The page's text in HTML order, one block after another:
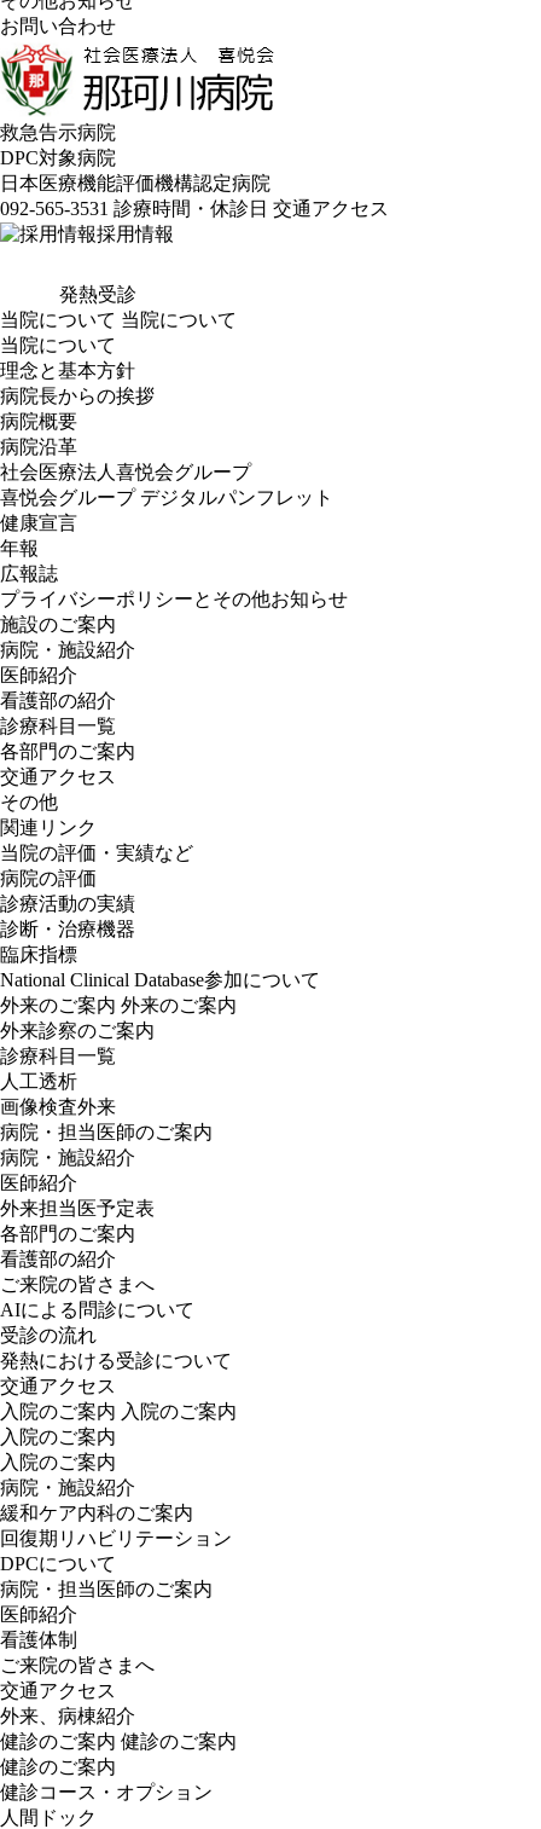
お問い合わせ
救急告示病院
DPC対象病院
日本医療機能評価機構認定病院
092-565-3531 診療時間・休診日 交通アクセス
採用情報
発熱受診
当院について 当院について
当院について
理念と基本方針
病院長からの挨拶
病院概要
病院沿革
社会医療法人喜悦会グループ
喜悦会グループ デジタルパンフレット
健康宣言
年報
広報誌
プライバシーポリシーとその他お知らせ
施設のご案内
病院・施設紹介
医師紹介
看護部の紹介
診療科目一覧
各部門のご案内
交通アクセス
その他
関連リンク
当院の評価・実績など
病院の評価
診療活動の実績
診断・治療機器
臨床指標
National Clinical Database参加について
外来のご案内 外来のご案内
外来診察のご案内
診療科目一覧
人工透析
画像検査外来
病院・担当医師のご案内
病院・施設紹介
医師紹介
外来担当医予定表
各部門のご案内
看護部の紹介
ご来院の皆さまへ
AIによる問診について
受診の流れ
発熱における受診について
交通アクセス
入院のご案内 入院のご案内
入院のご案内
入院のご案内
病院・施設紹介
緩和ケア内科のご案内
回復期リハビリテーション
DPCについて
病院・担当医師のご案内
医師紹介
看護体制
ご来院の皆さまへ
交通アクセス
外来、病棟紹介
健診のご案内 健診のご案内
健診のご案内
健診コース・オプション
人間ドック